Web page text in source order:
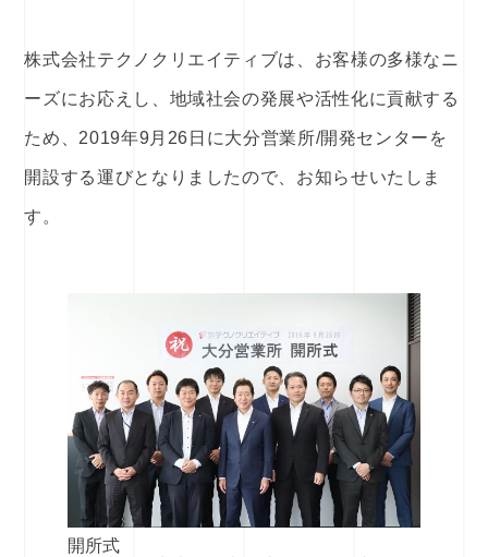
株式会社テクノクリエイティブは、お客様の多様なニ
ーズにお応えし、地域社会の発展や活性化に貢献する
ため、2019年9月26日に大分営業所/開発センターを
開設する運びとなりましたので、お知らせいたしま
す。
開所式